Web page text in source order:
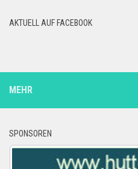
AKTUELL AUF FACEBOOK
MEHR
SPONSOREN